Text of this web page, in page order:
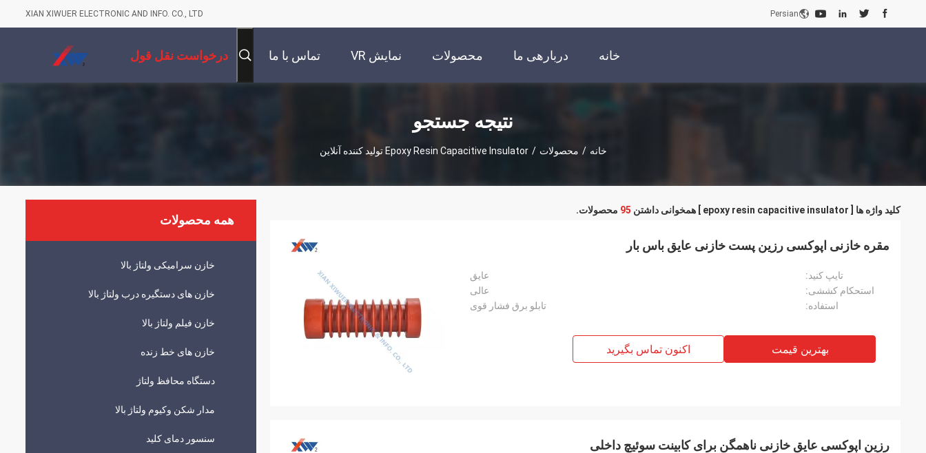
XIAN XIWUER ELECTRONIC AND INFO. CO., LTD Persian
خانه دربارهی ما محصولات نمایش VR تماس با ما درخواست نقل قول
نتیجه جستجو
خانه / محصولات / Epoxy Resin Capacitive Insulator تولید کننده آنلاین
همه محصولات
خازن سرامیکی ولتاژ بالا
خازن های دستگیره درب ولتاژ بالا
خازن فیلم ولتاژ بالا
خازن های خط زنده
دستگاه محافظ ولتاژ
مدار شکن وکیوم ولتاژ بالا
سنسور دمای کلید
کلید واژه ها [ epoxy resin capacitive insulator ] همخوانی داشتن 95 محصولات.
مقره خازنی اپوکسی رزین پست خازنی عایق باس بار
تایپ کنید:
عایق
استحکام کششی:
عالی
استفاده:
تابلو برق فشار قوی
بهترین قیمت اکنون تماس بگیرید
رزین اپوکسی عایق خازنی ناهمگن برای کابینت سوئیچ داخلی